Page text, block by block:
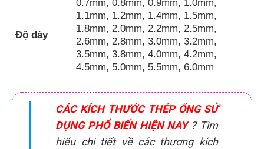
Độ dày
0.7mm, 0.8mm, 0.9mm, 1.0mm,
1.1mm, 1.2mm, 1.4mm, 1.5mm,
1.8mm, 2.0mm, 2.2mm, 2.5mm,
2.6mm, 2.8mm, 3.0mm, 3.2mm,
3.5mm, 3.8mm, 4.0mm, 4.2mm,
4.5mm, 5.0mm, 5.5mm, 6.0mm
CÁC KÍCH THƯỚC THÉP ỐNG SỬ
DỤNG PHỔ BIẾN HIỆN NAY? Tìm
hiểu chi tiết về các thương kích